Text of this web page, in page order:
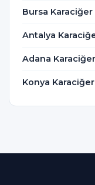
Bursa Karaciğer
Antalya
Adana Karaciğer
Konya Karaciğer